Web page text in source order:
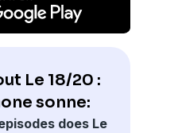
Le 18/20 :
sonne:
does Le